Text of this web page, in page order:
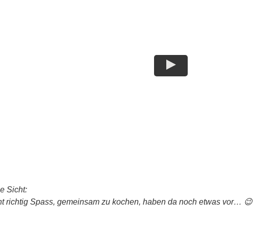
Sicht:
richtig Spass, gemeinsam zu kochen, haben da noch etwas vor… 😉